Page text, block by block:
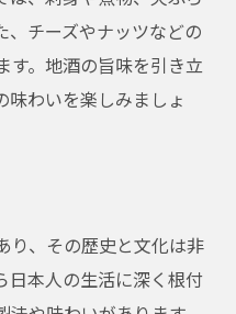
、チーズやナッツなどの
す。地酒の旨味を引き立
味わいを楽しみましょ
り、その歴史と文化は非
日本人の生活に深く根付